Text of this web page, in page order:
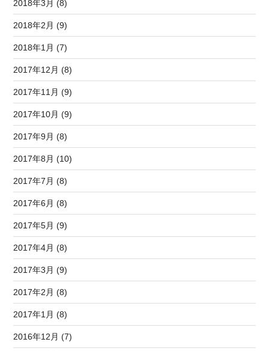
2018年3月 (8)
2018年2月 (9)
2018年1月 (7)
2017年12月 (8)
2017年11月 (9)
2017年10月 (9)
2017年9月 (8)
2017年8月 (10)
2017年7月 (8)
2017年6月 (8)
2017年5月 (9)
2017年4月 (8)
2017年3月 (9)
2017年2月 (8)
2017年1月 (8)
2016年12月 (7)